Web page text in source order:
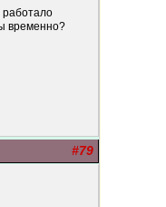
работало
временно?
#79